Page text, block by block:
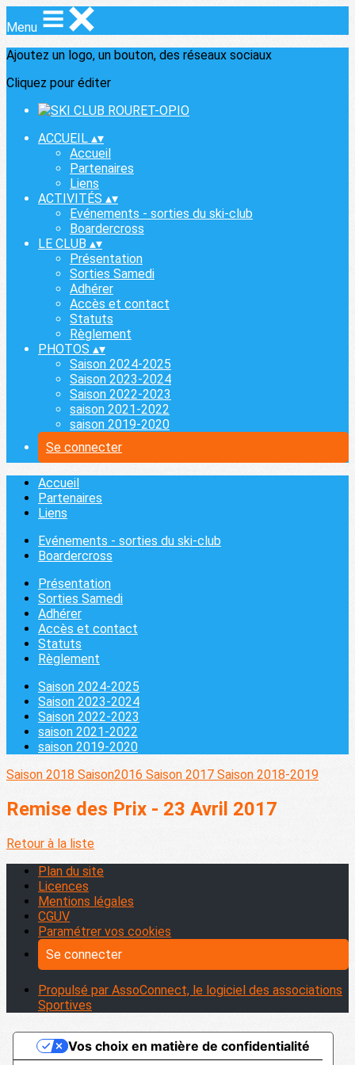
Menu
Ajoutez un logo, un bouton, des réseaux sociaux
Cliquez pour éditer
ACCUEIL ▴▾
Accueil
Partenaires
Liens
ACTIVITÉS ▴▾
Evénements - sorties du ski-club
Boardercross
LE CLUB ▴▾
Présentation
Sorties Samedi
Adhérer
Accès et contact
Statuts
Règlement
PHOTOS ▴▾
Saison 2024-2025
Saison 2023-2024
Saison 2022-2023
saison 2021-2022
saison 2019-2020
Se connecter
Accueil
Partenaires
Liens
Evénements - sorties du ski-club
Boardercross
Présentation
Sorties Samedi
Adhérer
Accès et contact
Statuts
Règlement
Saison 2024-2025
Saison 2023-2024
Saison 2022-2023
saison 2021-2022
saison 2019-2020
Saison 2018 Saison2016 Saison 2017 Saison 2018-2019
Remise des Prix - 23 Avril 2017
Retour à la liste
Plan du site
Licences
Mentions légales
CGUV
Paramétrer vos cookies
Se connecter
Propulsé par AssoConnect, le logiciel des associations
Sportives
Vos choix en matière de confidentialité